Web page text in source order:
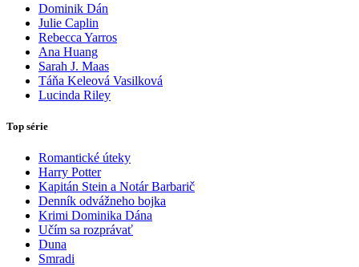
Dominik Dán
Julie Caplin
Rebecca Yarros
Ana Huang
Sarah J. Maas
Táňa Keleová Vasilková
Lucinda Riley
Top série
Romantické úteky
Harry Potter
Kapitán Stein a Notár Barbarič
Denník odvážneho bojka
Krimi Dominika Dána
Učím sa rozprávať
Duna
Smradi